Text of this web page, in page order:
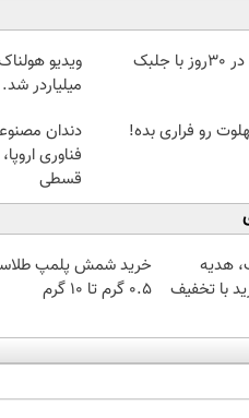
7کیلو کاهش وزن در 30روز با جلبک
ویدیو
میلیاردر
رو فراری بده!
دندان
فناوری
قسطی
هدیه
با تخفیف
خرید شمش پلمپ
۰.۵ گرم تا ۱۰ گرم